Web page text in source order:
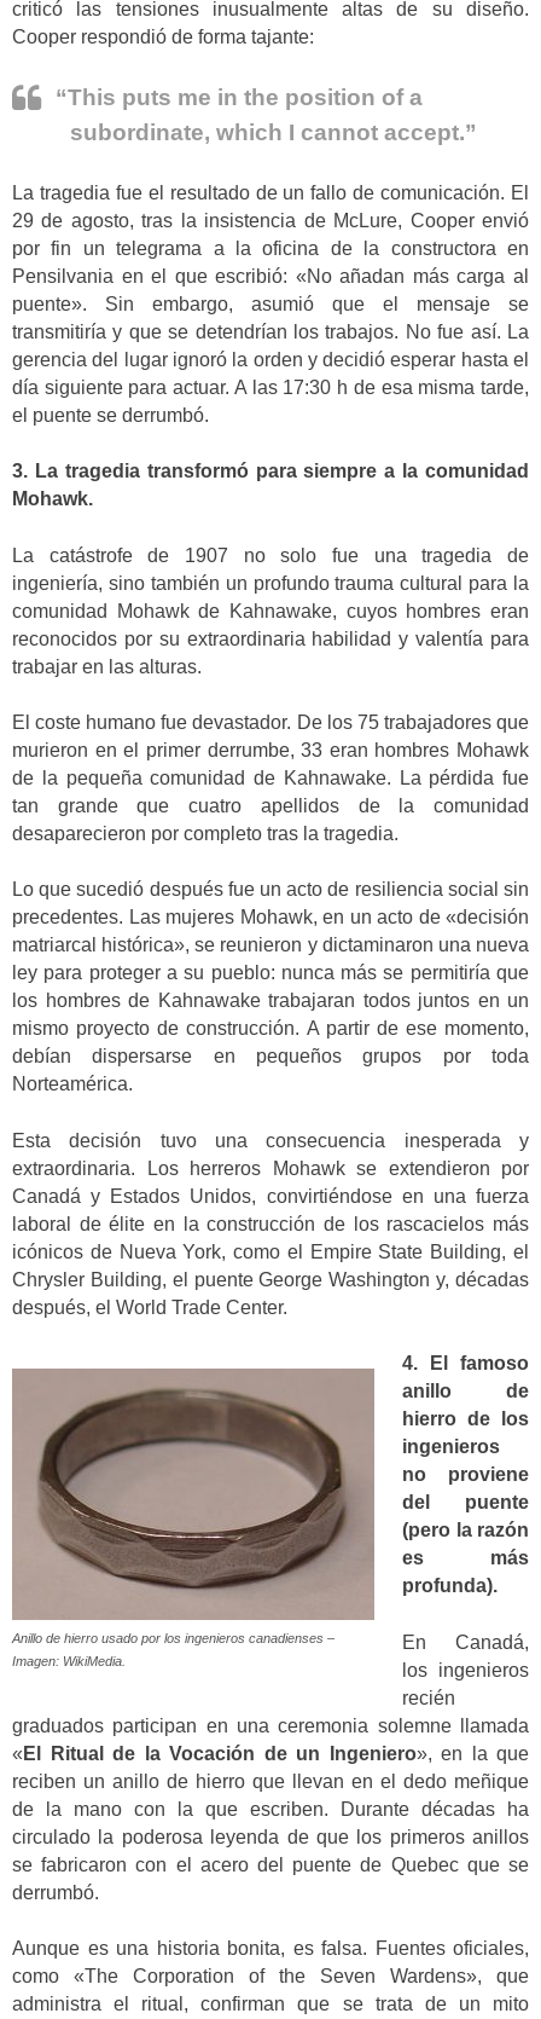
criticó las tensiones inusualmente altas de su diseño.
Cooper respondió de forma tajante:
“This puts me in the position of a
subordinate, which I cannot accept.”
La tragedia fue el resultado de un fallo de comunicación. El
29 de agosto, tras la insistencia de McLure, Cooper envió
por fin un telegrama a la oficina de la constructora en
Pensilvania en el que escribió: «No añadan más carga al
puente». Sin embargo, asumió que el mensaje se
transmitiría y que se detendrían los trabajos. No fue así. La
gerencia del lugar ignoró la orden y decidió esperar hasta el
día siguiente para actuar. A las 17:30 h de esa misma tarde,
el puente se derrumbó.
3. La tragedia transformó para siempre a la comunidad
Mohawk.
La catástrofe de 1907 no solo fue una tragedia de
ingeniería, sino también un profundo trauma cultural para la
comunidad Mohawk de Kahnawake, cuyos hombres eran
reconocidos por su extraordinaria habilidad y valentía para
trabajar en las alturas.
El coste humano fue devastador. De los 75 trabajadores que
murieron en el primer derrumbe, 33 eran hombres Mohawk
de la pequeña comunidad de Kahnawake. La pérdida fue
tan grande que cuatro apellidos de la comunidad
desaparecieron por completo tras la tragedia.
Lo que sucedió después fue un acto de resiliencia social sin
precedentes. Las mujeres Mohawk, en un acto de «decisión
matriarcal histórica», se reunieron y dictaminaron una nueva
ley para proteger a su pueblo: nunca más se permitiría que
los hombres de Kahnawake trabajaran todos juntos en un
mismo proyecto de construcción. A partir de ese momento,
debían dispersarse en pequeños grupos por toda
Norteamérica.
Esta decisión tuvo una consecuencia inesperada y
extraordinaria. Los herreros Mohawk se extendieron por
Canadá y Estados Unidos, convirtiéndose en una fuerza
laboral de élite en la construcción de los rascacielos más
icónicos de Nueva York, como el Empire State Building, el
Chrysler Building, el puente George Washington y, décadas
después, el World Trade Center.
Anillo de hierro usado por los ingenieros canadienses –
Imagen: WikiMedia.
4. El famoso
anillo de
hierro de los
ingenieros
no proviene
del puente
(pero la razón
es más
profunda).
En Canadá,
los ingenieros
recién
graduados participan en una ceremonia solemne llamada
« El Ritual de la Vocación de un Ingeniero», en la que
reciben un anillo de hierro que llevan en el dedo meñique
de la mano con la que escriben. Durante décadas ha
circulado la poderosa leyenda de que los primeros anillos
se fabricaron con el acero del puente de Quebec que se
derrumbó.
Aunque es una historia bonita, es falsa. Fuentes oficiales,
como «The Corporation of the Seven Wardens», que
administra el ritual, confirman que se trata de un mito